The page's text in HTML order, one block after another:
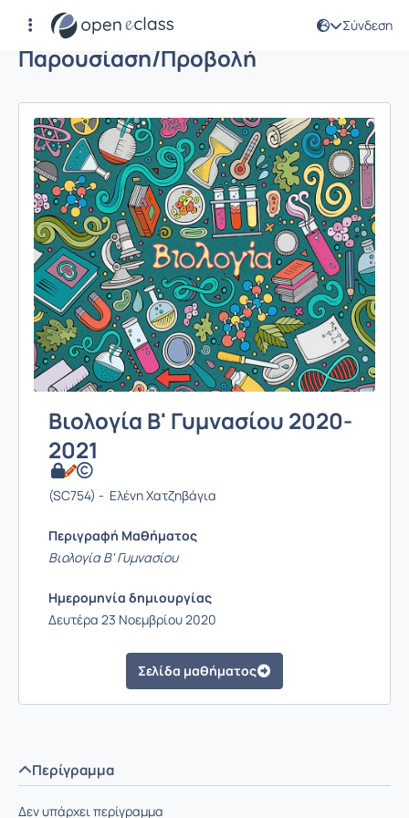
Σύνδεση
Παρουσίαση/Προβολή
Βιολογία Β' Γυμνασίου 2020-
2021
(SC754) - Ελένη Χατζηβάγια
Περιγραφή Μαθήματος
Βιολογία Β' Γυμνασίου
Ημερομηνία δημιουργίας
Δευτέρα 23 Νοεμβρίου 2020
Σελίδα μαθήματος
Περίγραμμα
Δεν υπάρχει περίγραμμα